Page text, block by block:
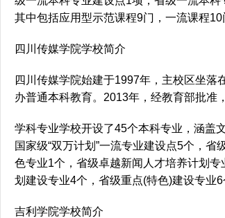
其中包括应用型示范课程9门，一流课程10
四川传媒学院学校简介
四川传媒学院始建于1997年，主校区坐
办普通本科教育。2013年，经教育部批准
学科专业学校开设了45个本科专业，涵盖
国家级“双万计划”一流专业建设点5个，
色专业1个，省级卓越新闻人才培养计划
划建设专业4个，省级重点(特色)建设专业6
吉利学院学校简介